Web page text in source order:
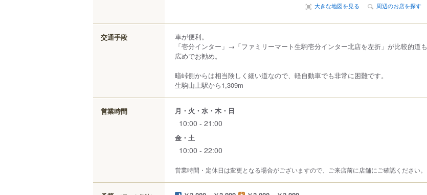
大きな地図を見る 周辺のお店を探す
交通手段
車が便利。
「壱分インター」→「ファミリーマート生駒壱分インター北店を左折」が比較的道も
広めでお勧め。
暗峠側からは相当険しく細い道なので、軽自動車でも非常に困難です。
生駒山上駅から1,309m
営業時間 月・火・水・木・日
10:00 - 21:00
金・土
10:00 - 22:00
営業時間・定休日は変更となる場合がございますので、ご来店前に店舗にご確認ください。